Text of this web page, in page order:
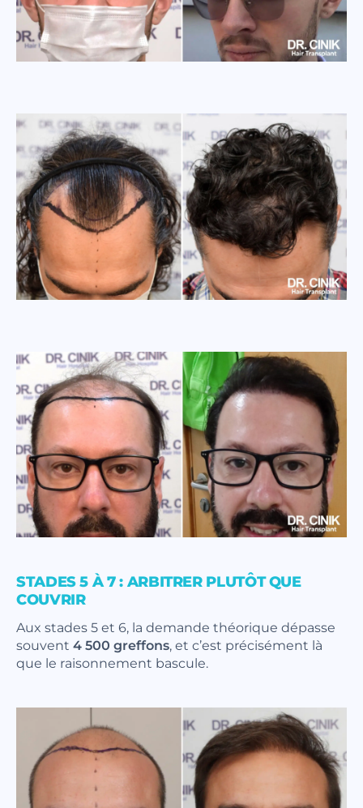
STADES 5 À 7 : ARBITRER PLUTÔT QUE
COUVRIR
Aux stades 5 et 6, la demande théorique dépasse
souvent 4 500 greffons, et c’est précisément là
que le raisonnement bascule.